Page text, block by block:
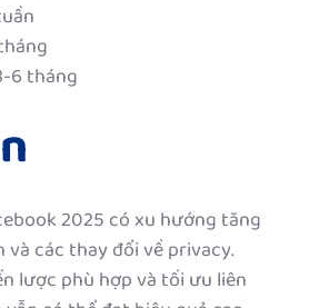
6 tháng
2025 có xu hướng tăng
các thay đổi về privacy.
lược phù hợp và tối ưu liên